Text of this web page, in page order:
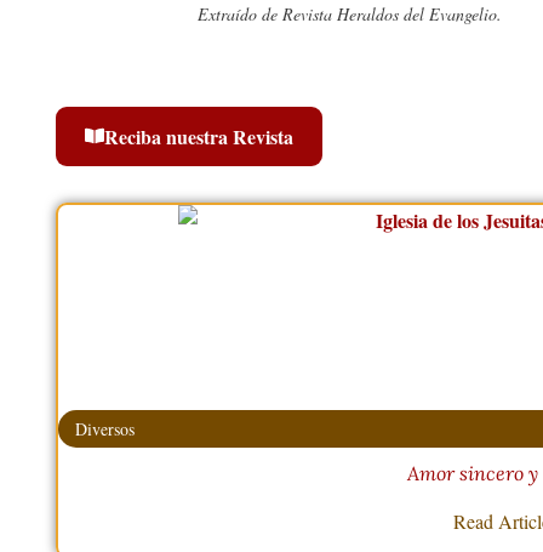
Extraído de Revista Heraldos del Evangelio.
Reciba nuestra Revista
Diversos
Amor sincero
Read